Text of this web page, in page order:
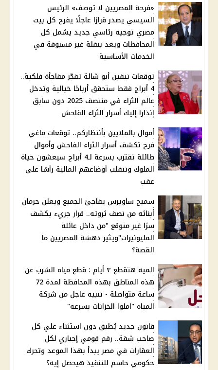
«فرحة المصريين لا توصف» الرئيس
السيسي يصدر قرارًا عاجلًا يفرح كل بيت
مصري توجيه رئاسي جديد يشمل كل
المحافظات ويعد بنقلة غير مسبوقة في
الخدمات الأساسية
توقعات نيفين أبو شالة تفجّر مفاجأة فلكية..
4 أبراج فقط ستحقق أرباحًا خيالية وتدخل
عالم الثراء في منتصف 2025 دون سابق
إنذار! إليك أسرار الثراء الفاحش
أموال بالملايين بأنتظاركم.. توقعات ماغي
فرح تكشف أسرار الثراء الفاحش وأموال
طائلة تقترب بسرعة لـ4 أبراج سيعشون حياة
الملوك وتنقلب أوضاعهم المالية رأسًا على
عقب
سميح ساويرس يفاجئ الجميع ويعلن حرمان
أبنائه من نصف ثروته.. قرار جريء يكشف
سرًا غير متوقع "من داخل عائلة
المليونيرات"ويثير دهشة المصريين ما
القصة؟
الميه هتقطع ٣ أيام : قطع مياه الشرب عن
هذه المناطق بهذه المحافظة لمدة 72
ساعة متواصلة - تنبيه عاجل من شركة
المياه "املوا الخزانات بسرعه"
قانون جديد يُطبق دون استثناء علي كل
صاحب شقة.. رقم قومي إجباري لكل
العقارات في مصر يبدأ بهذا الموعد وتحرك
حكومي حاسم للتنفيذ هيحصل إيه؟